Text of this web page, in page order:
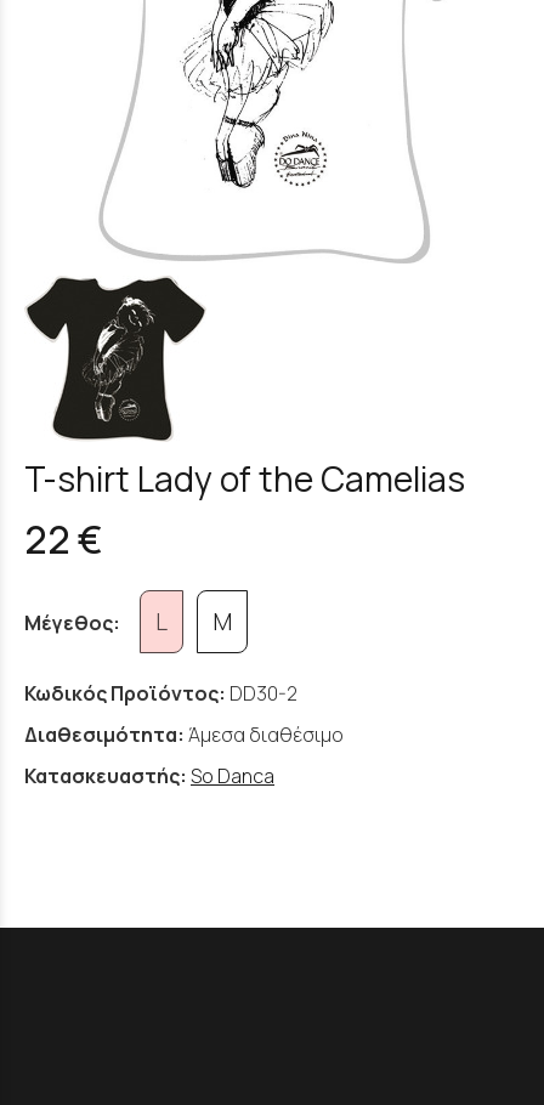
T-shirt Lady of the Camelias
22 €
Μέγεθος: L M
Κωδικός Προϊόντος: DD30-2
Διαθεσιμότητα: Άμεσα διαθέσιμο
Κατασκευαστής: So Danca